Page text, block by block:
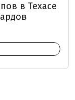
в Техасе